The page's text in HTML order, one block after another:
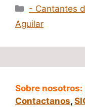
Categorías
- Cantantes
Aguilar
Sobre nosotros:
Contactanos,